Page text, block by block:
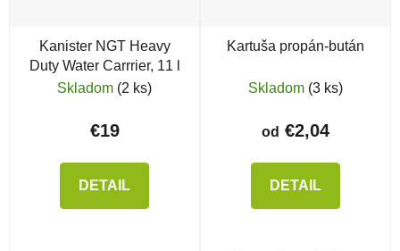
Kanister NGT Heavy
Duty Water Carrrier, 11 l
Skladom (2 ks)
€19
DETAIL
Kartuša propán-bután
Skladom (3 ks)
od €2,04
DETAIL